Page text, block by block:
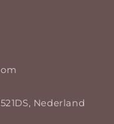
Nederland